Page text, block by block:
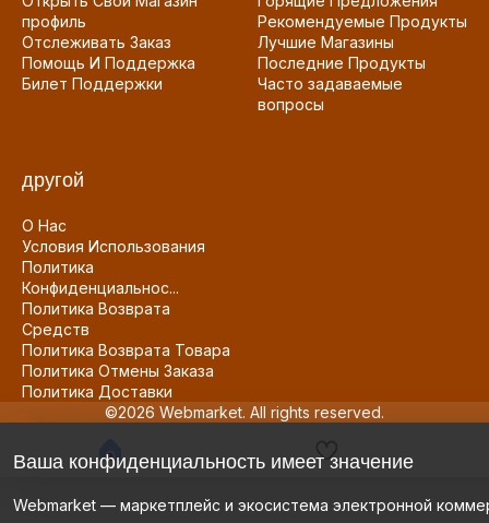
профиль
Отслеживать Заказ
Помощь И Поддержка
Билет Поддержки
Рекомендуемые Продукты
Лучшие Магазины
Последние Продукты
Часто задаваемые
вопросы
другой
О Нас
Условия Использования
Политика
Конфиденциальнос...
Политика Возврата
Средств
Политика Возврата Товара
Политика Отмены Заказа
Политика Доставки
©2026 Webmarket. All rights reserved.
Ваша конфиденциальность имеет значение
Webmarket — маркетплейс и экосистема электронной